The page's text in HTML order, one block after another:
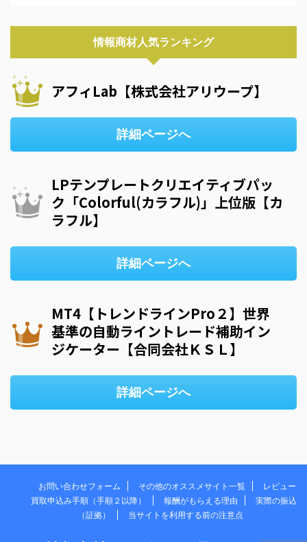
情報商材人気ランキング
アフィLab【株式会社アリウープ】
詳細ページへ
LPテンプレートクリエイティブパッ
ク「Colorful(カラフル)」上位版【カ
ラフル】
詳細ページへ
MT4【トレンドラインPro２】世界
基準の自動ライントレード補助イン
ジケーター【合同会社ＫＳＬ】
詳細ページへ
お問い合わせフォーム その他のオススメサイト一覧
レビュー
買取申込み手順（手順２以降）
報酬がもらえる理由
実際の振込
（証拠）
当サイトを利用する前の注意点